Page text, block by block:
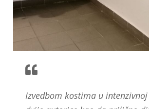
Izvedbom kostima u